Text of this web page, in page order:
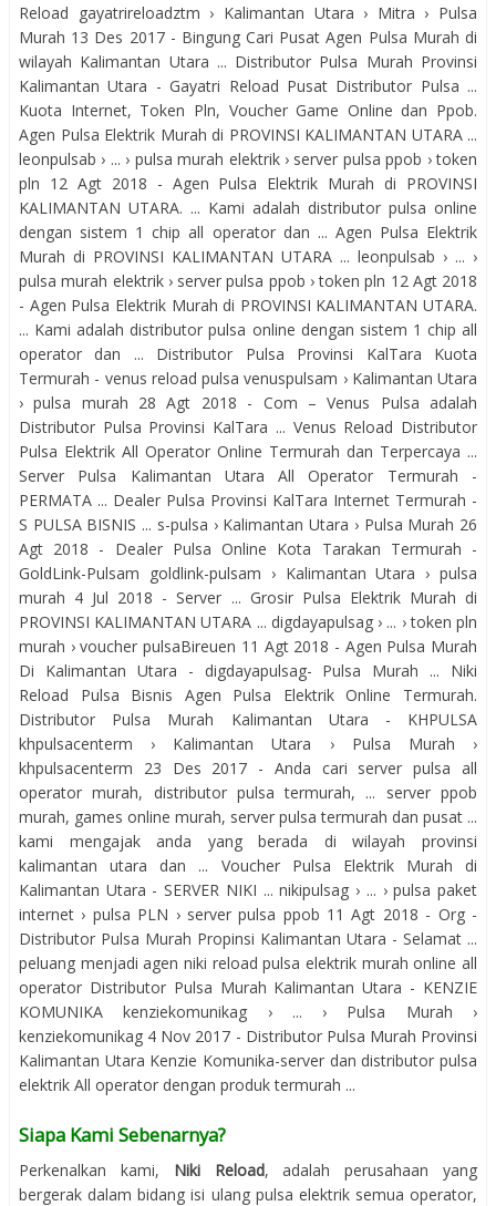
Reload gayatrireloadztm › Kalimantan Utara › Mitra › Pulsa
Murah 13 Des 2017 - Bingung Cari Pusat Agen Pulsa Murah di
wilayah Kalimantan Utara ... Distributor Pulsa Murah Provinsi
Kalimantan Utara - Gayatri Reload Pusat Distributor Pulsa ...
Kuota Internet, Token Pln, Voucher Game Online dan Ppob.
Agen Pulsa Elektrik Murah di PROVINSI KALIMANTAN UTARA ...
leonpulsab › ... › pulsa murah elektrik › server pulsa ppob › token
pln 12 Agt 2018 - Agen Pulsa Elektrik Murah di PROVINSI
KALIMANTAN UTARA. ... Kami adalah distributor pulsa online
dengan sistem 1 chip all operator dan ... Agen Pulsa Elektrik
Murah di PROVINSI KALIMANTAN UTARA ... leonpulsab › ... ›
pulsa murah elektrik › server pulsa ppob › token pln 12 Agt 2018
- Agen Pulsa Elektrik Murah di PROVINSI KALIMANTAN UTARA.
... Kami adalah distributor pulsa online dengan sistem 1 chip all
operator dan ... Distributor Pulsa Provinsi KalTara Kuota
Termurah - venus reload pulsa venuspulsam › Kalimantan Utara
› pulsa murah 28 Agt 2018 - Com – Venus Pulsa adalah
Distributor Pulsa Provinsi KalTara ... Venus Reload Distributor
Pulsa Elektrik All Operator Online Termurah dan Terpercaya ...
Server Pulsa Kalimantan Utara All Operator Termurah -
PERMATA ... Dealer Pulsa Provinsi KalTara Internet Termurah -
S PULSA BISNIS ... s-pulsa › Kalimantan Utara › Pulsa Murah 26
Agt 2018 - Dealer Pulsa Online Kota Tarakan Termurah -
GoldLink-Pulsam goldlink-pulsam › Kalimantan Utara › pulsa
murah 4 Jul 2018 - Server ... Grosir Pulsa Elektrik Murah di
PROVINSI KALIMANTAN UTARA ... digdayapulsag › ... › token pln
murah › voucher pulsaBireuen 11 Agt 2018 - Agen Pulsa Murah
Di Kalimantan Utara - digdayapulsag- Pulsa Murah ... Niki
Reload Pulsa Bisnis Agen Pulsa Elektrik Online Termurah.
Distributor Pulsa Murah Kalimantan Utara - KHPULSA
khpulsacenterm › Kalimantan Utara › Pulsa Murah ›
khpulsacenterm 23 Des 2017 - Anda cari server pulsa all
operator murah, distributor pulsa termurah, ... server ppob
murah, games online murah, server pulsa termurah dan pusat ...
kami mengajak anda yang berada di wilayah provinsi
kalimantan utara dan ... Voucher Pulsa Elektrik Murah di
Kalimantan Utara - SERVER NIKI ... nikipulsag › ... › pulsa paket
internet › pulsa PLN › server pulsa ppob 11 Agt 2018 - Org -
Distributor Pulsa Murah Propinsi Kalimantan Utara - Selamat ...
peluang menjadi agen niki reload pulsa elektrik murah online all
operator Distributor Pulsa Murah Kalimantan Utara - KENZIE
KOMUNIKA kenziekomunikag › ... › Pulsa Murah ›
kenziekomunikag 4 Nov 2017 - Distributor Pulsa Murah Provinsi
Kalimantan Utara Kenzie Komunika-server dan distributor pulsa
elektrik All operator dengan produk termurah ...
Siapa Kami Sebenarnya?
Perkenalkan kami, Niki Reload, adalah perusahaan yang
bergerak dalam bidang isi ulang pulsa elektrik semua operator,